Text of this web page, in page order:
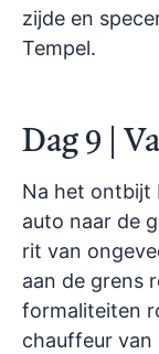
zijde en
Tempel.
Dag 9 |
Na het ontbijt
auto naar de
rit van
aan de grens
formaliteiten
chauffeur van